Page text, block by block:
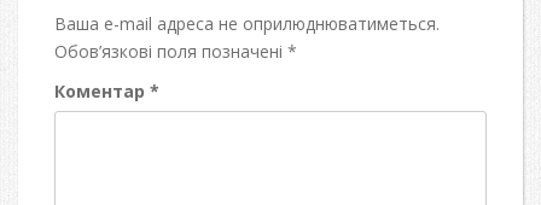
Ваша e-mail адреса не оприлюднюватиметься.
Обов’язкові поля позначені *
Коментар *